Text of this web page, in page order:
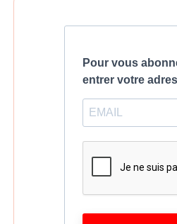
Pour vous
entrer votre